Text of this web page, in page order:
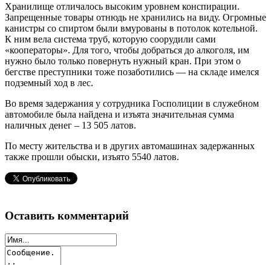
Хранилище отличалось высоким уровнем конспирации.
Запрещенные товары отнюдь не хранились на виду. Огромные
канистры со спиртом были вмурованы в потолок котельной.
К ним вела система труб, которую соорудили сами
«кооператоры». Для того, чтобы добраться до алкоголя, им
нужно было только повернуть нужный кран. При этом о
бегстве преступники тоже позаботились — на складе имелся
подземный ход в лес.
Во время задержания у сотрудника Госполиции в служебном
автомобиле была найдена и изъята значительная сумма
наличных денег – 13 505 латов.
По месту жительства и в других автомашинах задержанных
также прошли обыски, изъято 5540 латов.
Оставить комментарий